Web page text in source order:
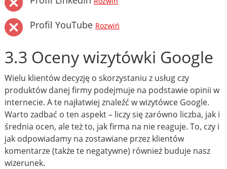
Profil YouTube Rozwiń
3.3 Oceny wizytówki Google
Wielu klientów decyzję o skorzystaniu z usług czy
produktów danej firmy podejmuje na podstawie opinii w
internecie. A te najłatwiej znaleźć w wizytówce Google.
Warto zadbać o ten aspekt – liczy się zarówno liczba, jak i
średnia ocen, ale też to, jak firma na nie reaguje. To, czy i
jak odpowiadamy na zostawiane przez klientów
komentarze (także te negatywne) również buduje nasz
wizerunek.